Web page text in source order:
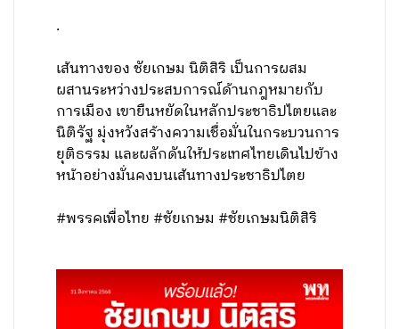
.
เส้นทางของ ชัยเกษม นิติสิริ เป็นการผสม
ผสานระหว่างประสบการณ์ด้านกฎหมายกับ
การเมือง เขายืนหยัดในหลักประชาธิปไตยและ
นิติรัฐ มุ่งหวังสร้างความเชื่อมั่นในกระบวนการ
ยุติธรรม และผลักดันให้ประเทศไทยเดินไปข้าง
หน้าอย่างมั่นคงบนเส้นทางประชาธิปไตย
#พรรคเพื่อไทย #ชัยเกษม #ชัยเกษมนิติสิริ